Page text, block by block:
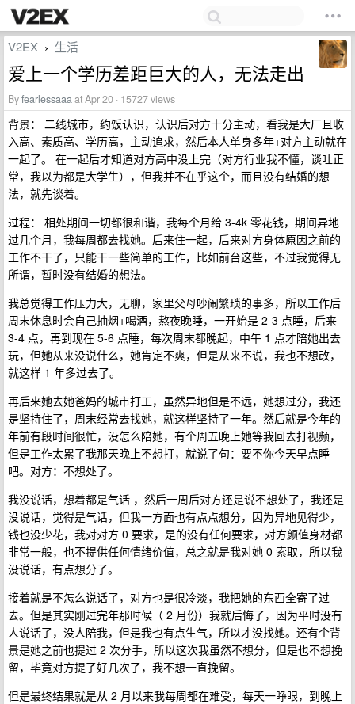
V2EX › 生活
爱上一个学历差距巨大的人，无法走出
Byfearlessaaaat Apr 20 · 15727 views
背景： 二线城市，约饭认识，认识后对方十分主动，看我是大厂且收
入高、素质高、学历高，主动追求，然后本人单身多年+对方主动就在
一起了。 在一起后才知道对方高中没上完（对方行业我不懂，谈吐正
常，我以为都是大学生），但我并不在乎这个，而且没有结婚的想
法，就先谈着。
过程： 相处期间一切都很和谐，我每个月给 3-4k 零花钱，期间异地
过几个月，我每周都去找她。后来住一起，后来对方身体原因之前的
工作不干了，只能干一些简单的工作，比如前台这些，不过我觉得无
所谓，暂时没有结婚的想法。
我总觉得工作压力大，无聊，家里父母吵闹繁琐的事多，所以工作后
周末休息时会自己抽烟+喝酒，熬夜晚睡，一开始是 2-3 点睡，后来
3-4 点，再到现在 5-6 点睡，每次周末都晚起，中午 1 点才陪她出去
玩，但她从来没说什么，她肯定不爽，但是从来不说，我也不想改，
就这样 1 年多过去了。
再后来她去她爸妈的城市打工，虽然异地但是不远，她想过分，我还
是坚持住了，周末经常去找她，就这样坚持了一年。然后就是今年的
年前有段时间很忙，没怎么陪她，有个周五晚上她等我回去打视频，
但是工作太累了我那天晚上不想打，就说了句：要不你今天早点睡
吧。对方：不想处了。
我没说话，想着都是气话 ，然后一周后对方还是说不想处了，我还是
没说话，觉得是气话，但我一方面也有点点想分，因为异地见得少，
钱也没少花，我对对方 0 要求，是的没有任何要求，对方颜值身材都
非常一般，也不提供任何情绪价值，总之就是我对她 0 索取，所以我
没说话，有点想分了。
接着就是不怎么说话了，对方也是很冷淡，我把她的东西全寄了过
去。但是其实刚过完年那时候（ 2 月份）我就后悔了，因为平时没有
人说话了，没人陪我，但是我也有点生气，所以才没找她。还有个背
景是她之前也提过 2 次分手，所以这次我虽然不想分，但是也不想挽
留，毕竟对方提了好几次了，我不想一直挽留。
但是最终结果就是从 2 月以来我每周都在难受，每天一睁眼，到晚上